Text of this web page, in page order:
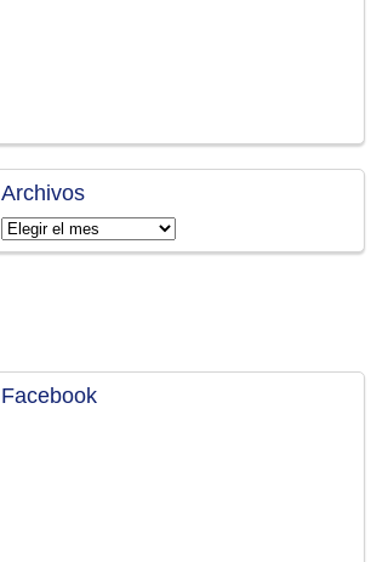
Archivos
Archivos
Facebook